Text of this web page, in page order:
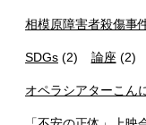
相模原障害者殺傷事
SDGs (2) 論座 (2)
オペラシアターこん